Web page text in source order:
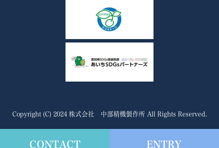
CONTACT ENTRY
Copyright (C) 2024 株式会社 中部精機製作所 All Rights Reserved.